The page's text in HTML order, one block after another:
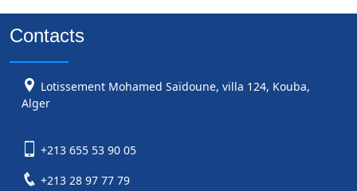
Contacts
Lotissement Mohamed Saïdoune, villa 124, Kouba,
Alger
+213 655 53 90 05
+213 28 97 77 79